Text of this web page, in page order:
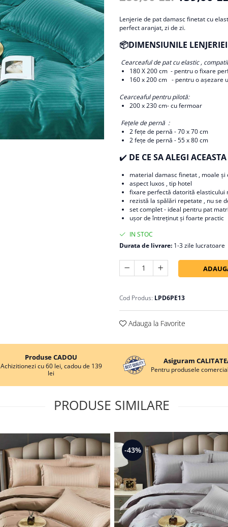
Lenjerie de pat damasc finetat cu
perfect aranjat, zi de zi.
📦DIMENSIUNILE
Cearceaful de pat cu elastic ,
180 X 200 cm - pentru o fixare
​​​​160 x 200 cm - pentru o așezare
Cearceaful pentru pilotă:
200 x 230 cm- cu fermoar
Fețele de pernă :
2 fețe de pernă - 70 x 70 cm
2 fețe de pernă - 55 x 80 cm
✔️ DE CE SA ALEGI
material damasc finetat , moale și
aspect luxos , tip hotel
fixare perfectă datorită elasticului
rezistă la spălări repetate , nu se
set complet - ideal pentru pat
ușor de întreținut și foarte practic
IN STOC
Durata de livrare: 1-3 zile lucratoare
Cod Produs: LPD6PE13
Adauga la Favorite
Produse CADOU
Achizitionezi cu 60 lei, cadou de 139
lei
Asiguram
Pentru produsele
PRODUSE SIMILARE
-43%